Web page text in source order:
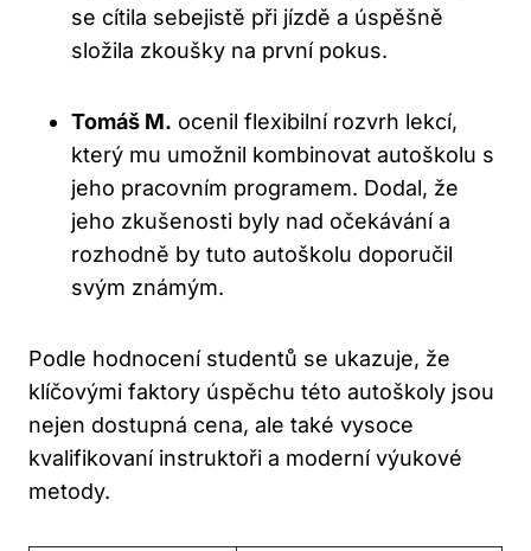
se cítila sebejistě při jízdě a úspěšně
složila zkoušky na první pokus.
Tomáš M. ocenil flexibilní rozvrh lekcí,
který mu umožnil kombinovat autoškolu s
jeho pracovním programem. Dodal, že
jeho zkušenosti byly nad očekávání a
rozhodně by tuto autoškolu doporučil
svým známým.
Podle hodnocení studentů se ukazuje, že
klíčovými faktory úspěchu této autoškoly jsou
nejen dostupná cena, ale také vysoce
kvalifikovaní instruktoři a moderní výukové
metody.